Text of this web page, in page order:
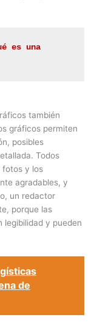
es una
también
gráficos permiten
posibles
Todos
fotos y los
agradables, y
un redactor
porque las
legibilidad y pueden
de